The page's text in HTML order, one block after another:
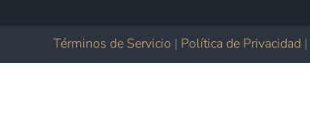
Términos de Servicio | Política de Privacidad |